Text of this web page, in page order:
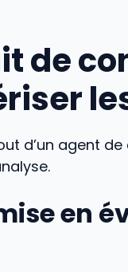
de
d’un agent
en